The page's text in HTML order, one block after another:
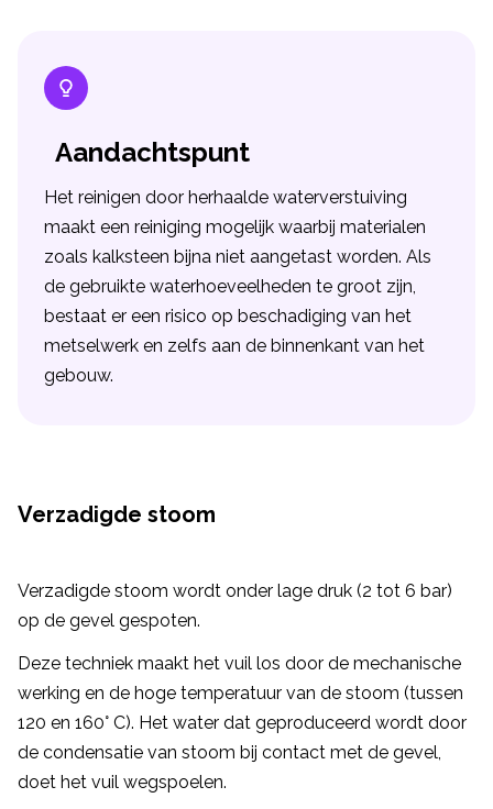
Aandachtspunt
Het reinigen door herhaalde waterverstuiving
maakt een reiniging mogelijk waarbij materialen
zoals kalksteen bijna niet aangetast worden. Als
de gebruikte waterhoeveelheden te groot zijn,
bestaat er een risico op beschadiging van het
metselwerk en zelfs aan de binnenkant van het
gebouw.
Verzadigde stoom
Verzadigde stoom wordt onder lage druk (2 tot 6 bar)
op de gevel gespoten.
Deze techniek maakt het vuil los door de mechanische
werking en de hoge temperatuur van de stoom (tussen
120 en 160° C). Het water dat geproduceerd wordt door
de condensatie van stoom bij contact met de gevel,
doet het vuil wegspoelen.